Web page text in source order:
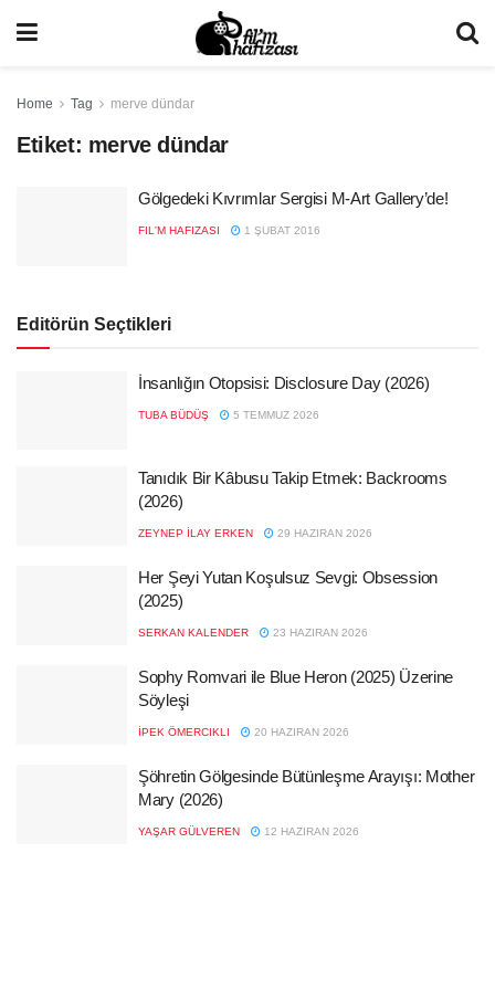
Home Tag merve dündar
Etiket: merve dündar
Gölgedeki Kıvrımlar Sergisi M-Art Gallery’de!
FIL'M HAFIZASI 1 ŞUBAT 2016
Editörün Seçtikleri
İnsanlığın Otopsisi: Disclosure Day (2026)
TUBA BÜDÜŞ 5 TEMMUZ 2026
Tanıdık Bir Kâbusu Takip Etmek: Backrooms
(2026)
ZEYNEP İLAY ERKEN 29 HAZIRAN 2026
Her Şeyi Yutan Koşulsuz Sevgi: Obsession
(2025)
SERKAN KALENDER 23 HAZIRAN 2026
Sophy Romvari ile Blue Heron (2025) Üzerine
Söyleşi
İPEK ÖMERCIKLI 20 HAZIRAN 2026
Şöhretin Gölgesinde Bütünleşme Arayışı: Mother
Mary (2026)
YAŞAR GÜLVEREN 12 HAZIRAN 2026